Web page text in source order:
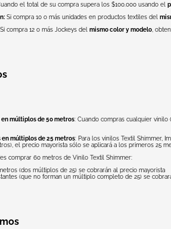
el total de su compra supera los $100.000 usando el
Si compra 10 o más unidades en productos textiles del
compra 12 o más Jockeys del mismo color y modelo,
múltiplos de 50 metros: Cuando compras cualquier vinilo
en múltiplos de 25 metros: Para los vinilos Textil Shimmer,
el precio mayorista sólo se aplicará a los primeros 25
comprar 60 metros de Vinilo Textil Shimmer:
(dos múltiplos de 25) se cobrarán al precio mayorista
(que no forman un múltiplo completo de 25) se